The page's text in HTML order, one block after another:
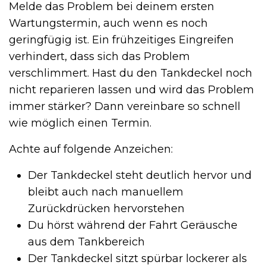
Melde das Problem bei deinem ersten
Wartungstermin, auch wenn es noch
geringfügig ist. Ein frühzeitiges Eingreifen
verhindert, dass sich das Problem
verschlimmert. Hast du den Tankdeckel noch
nicht reparieren lassen und wird das Problem
immer stärker? Dann vereinbare so schnell
wie möglich einen Termin.
Achte auf folgende Anzeichen:
Der Tankdeckel steht deutlich hervor und
bleibt auch nach manuellem
Zurückdrücken hervorstehen
Du hörst während der Fahrt Geräusche
aus dem Tankbereich
Der Tankdeckel sitzt spürbar lockerer als